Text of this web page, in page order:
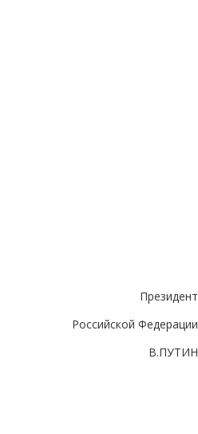
Президент
Российской Федерации
В.ПУТИН